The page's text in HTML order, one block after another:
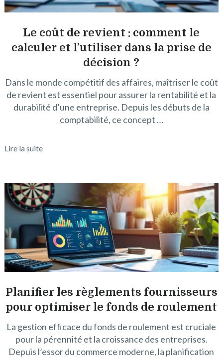
Le coût de revient : comment le
calculer et l’utiliser dans la prise de
décision ?
Dans le monde compétitif des affaires, maîtriser le coût
de revient est essentiel pour assurer la rentabilité et la
durabilité d’une entreprise. Depuis les débuts de la
comptabilité, ce concept …
Lire la suite
Planifier les règlements fournisseurs
pour optimiser le fonds de roulement
La gestion efficace du fonds de roulement est cruciale
pour la pérennité et la croissance des entreprises.
Depuis l’essor du commerce moderne, la planification